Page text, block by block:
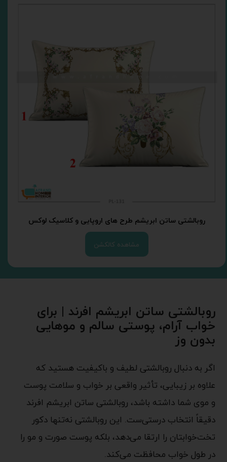
روبالشتی ساتن ابریشم طرح های اروپایی و کلاسیک لوکس
مشاهده کالکشن
روبالشتی ساتن ابریشم افرند | برای
خواب آرام، پوستی سالم و موهایی
بدون وز
اگر به دنبال روبالشتی لطیف و باکیفیت هستید که
علاوه بر زیبایی، تأثیر واقعی بر خواب و سلامت پوست
و موی شما داشته باشد، روبالشتی ساتن ابریشم افرند
دقیقاً انتخاب درستی‌ست. این روبالشتی نه‌تنها دکور
تخت‌خوابتان را ارتقا می‌دهد، بلکه پوست صورت و مو را
در طول خواب محافظت می‌کند.